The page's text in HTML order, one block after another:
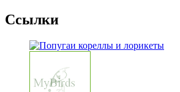
Ссылки